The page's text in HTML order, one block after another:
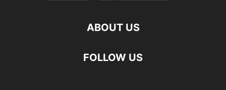
ABOUT US
FOLLOW US